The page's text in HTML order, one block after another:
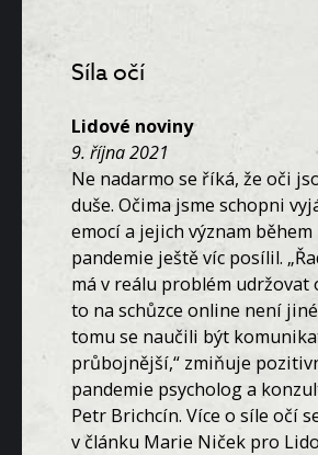
Síla očí
Lidové noviny
9. října 2021
Ne nadarmo se říká, že oči
duše. Očima jsme schopni
emocí a jejich význam
pandemie ještě víc posílil.
má v reálu problém udržovat
to na schůzce online není
tomu se naučili být
průbojnější,“ zmiňuje
pandemie psycholog a
Petr Brichcín. Více o síle očí
v článku Marie Niček pro